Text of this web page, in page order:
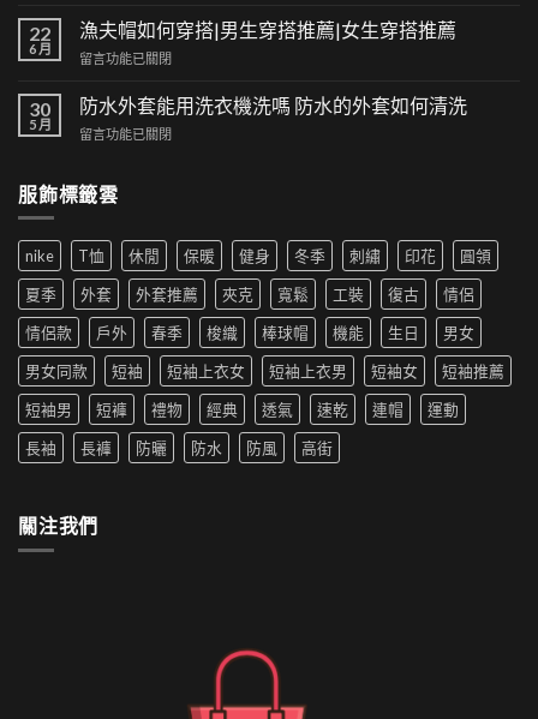
的
交
集：
街
風
來
尚
革
新〉
中
褲
也
可
時
尚！
工
短
褲
為
夏
季
新
寵〉
中
22
6 月
漁夫帽如何穿搭|男生穿搭推薦|女生穿搭推薦
在
夫
帽
如
搭|
生
穿
搭
推
薦|
女
生
穿
推
薦〉
中
留言功能已關閉
30
5 月
防水外套能用洗衣機洗嗎 防水的外套如何清洗
在
外
用
洗
衣
機
嗎
防
水
的
外
套
清
洗〉
留言功能已關閉
服飾標籤雲
nike T恤 休閒 保暖 健身 冬季 刺繡 印花
圓領
夏季
外套 外套推薦 夾克 寬鬆 工裝 復古
情侶
情侶款
戶外 春季 梭織 棒球帽 機能 生日
男女
男女同款
短袖 短袖上衣女 短袖上衣男 短袖女
短袖推薦
短袖男
短褲 禮物 經典 透氣 速乾 連帽
運動
長袖
長褲 防曬 防水 防風 高街
關注我們